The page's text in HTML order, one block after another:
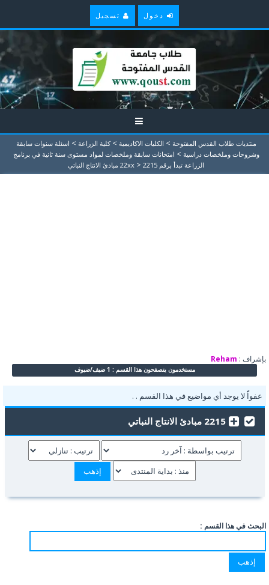
دخول تسجيل
منتديات طلاب القدس المفتوحة > الكليات الاكاديمية > كلية الزراعة > اسئلة سنوات سابقة
وشروحات وملخصات دراسية > امتحانات سابقة وملخصات لمواد مستوى سنة ثانية في برنامج
الزراعة تبدأ برقم 22xx
> 2215 مبادئ الانتاج النباتي
بإشراف : Reham
مستخدمون يتصفحون هذا القسم : 1 ضيف/ضيوف
عفواًً لا يوجد أي مواضيع في هذا القسم . .
2215 مبادئ الانتاج النباتي
البحث في هذا القسم :